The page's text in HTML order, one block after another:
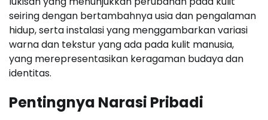
seiring dengan bertambahnya usia dan pengalaman
hidup, serta instalasi yang menggambarkan variasi
warna dan tekstur yang ada pada kulit manusia,
yang merepresentasikan keragaman budaya dan
identitas.
Pentingnya Narasi Pribadi